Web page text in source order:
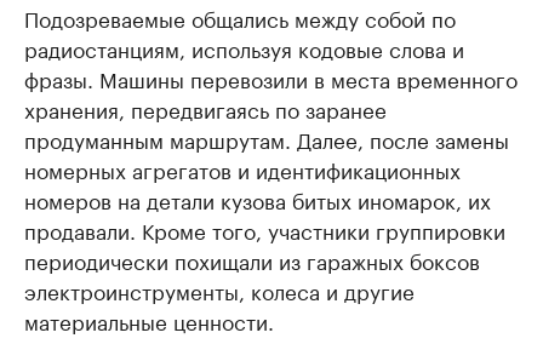
Подозреваемые общались между собой по
радиостанциям, используя кодовые слова и
фразы. Машины перевозили в места временного
хранения, передвигаясь по заранее
продуманным маршрутам. Далее, после замены
номерных агрегатов и идентификационных
номеров на детали кузова битых иномарок, их
продавали. Кроме того, участники группировки
периодически похищали из гаражных боксов
электроинструменты, колеса и другие
материальные ценности.